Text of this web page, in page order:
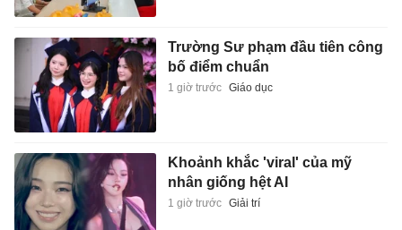
Trường Sư phạm đầu tiên công
bố điểm chuẩn
1 giờ trước Giáo dục
Khoảnh khắc 'viral' của mỹ
nhân giống hệt AI
1 giờ trước Giải trí